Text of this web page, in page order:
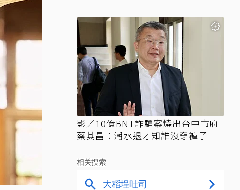
影／10億BNT詐騙案燒出台中市府
蔡其昌：潮水退才知誰沒穿褲子